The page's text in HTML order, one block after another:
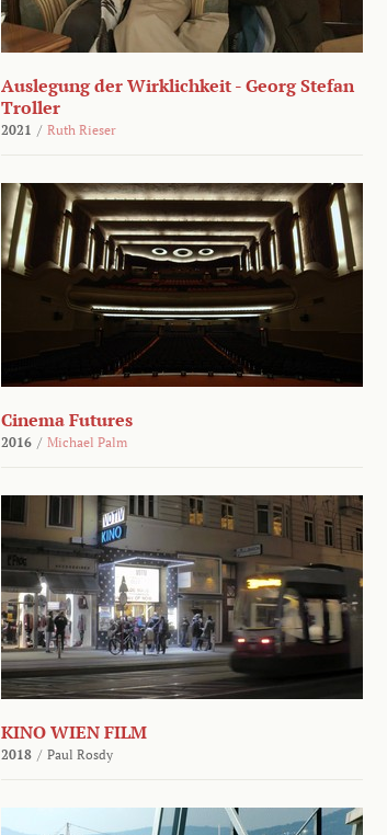
Auslegung der Wirklichkeit - Georg Stefan
Troller
2021 / Ruth Rieser
Cinema Futures
2016 / Michael Palm
KINO WIEN FILM
2018 / Paul Rosdy